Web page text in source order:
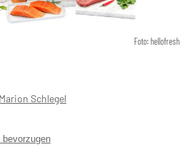
Foto: hellofresh
Marion Schlegel
bevorzugen